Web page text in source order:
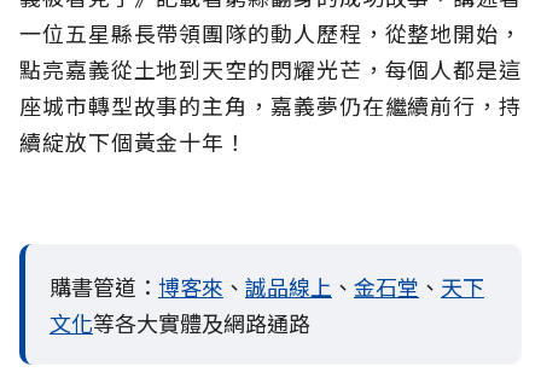
一位五星縣長帶領團隊的動人歷程，從整地開始，
點亮嘉義從土地到天空的閃耀光芒，每個人都是這
座城市轉型故事的主角，嘉義夢仍在繼續前行，持
續綻放下個黃金十年！
購書管道： 博客來 、 誠品線上 、 金石堂 、 天下
文化等各大實體及網路通路